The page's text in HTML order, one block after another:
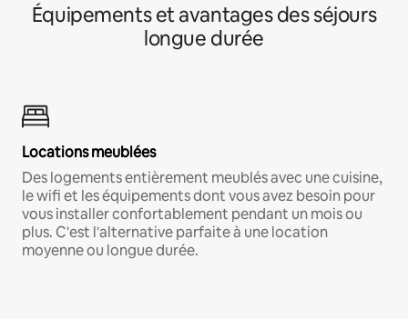
Équipements et avantages des séjours
longue durée
Locations meublées
Des logements entièrement meublés avec une cuisine,
le wifi et les équipements dont vous avez besoin pour
vous installer confortablement pendant un mois ou
plus. C'est l'alternative parfaite à une location
moyenne ou longue durée.